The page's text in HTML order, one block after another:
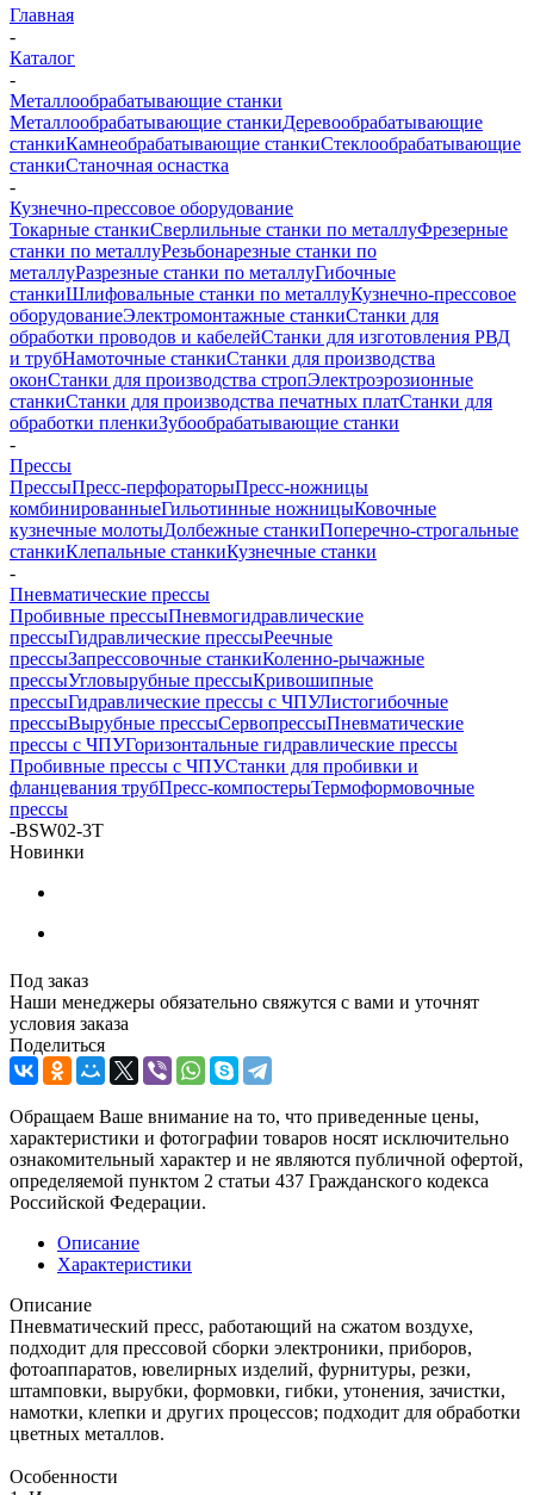
Главная
-
Каталог
-
Металлообрабатывающие станки
Металлообрабатывающие станкиДеревообрабатывающие
станкиКамнеобрабатывающие станкиСтеклообрабатывающие
станкиСтаночная оснастка
-
Кузнечно-прессовое оборудование
Токарные станкиСверлильные станки по металлуФрезерные
станки по металлуРезьбонарезные станки по
металлуРазрезные станки по металлуГибочные
станкиШлифовальные станки по металлуКузнечно-прессовое
оборудованиеЭлектромонтажные станкиСтанки для
обработки проводов и кабелейСтанки для изготовления РВД
и трубНамоточные станкиСтанки для производства
оконСтанки для производства стропЭлектроэрозионные
станкиСтанки для производства печатных платСтанки для
обработки пленкиЗубообрабатывающие станки
-
Прессы
ПрессыПресс-перфораторыПресс-ножницы
комбинированныеГильотинные ножницыКовочные
кузнечные молотыДолбежные станкиПоперечно-строгальные
станкиКлепальные станкиКузнечные станки
-
Пневматические прессы
Пробивные прессыПневмогидравлические
прессыГидравлические прессыРеечные
прессыЗапрессовочные станкиКоленно-рычажные
прессыУгловырубные прессыКривошипные
прессыГидравлические прессы с ЧПУЛистогибочные
прессыВырубные прессыCервопрессыПневматические
прессы с ЧПУГоризонтальные гидравлические прессы
Пробивные прессы с ЧПУСтанки для пробивки и
фланцевания трубПресс-компостерыТермоформовочные
прессы
-BSW02-3T
Новинки
Под заказ
Наши менеджеры обязательно свяжутся с вами и уточнят
условия заказа
Поделиться
Обращаем Ваше внимание на то, что приведенные цены,
характеристики и фотографии товаров носят исключительно
ознакомительный характер и не являются публичной офертой,
определяемой пунктом 2 статьи 437 Гражданского кодекса
Российской Федерации.
Описание
Характеристики
Описание
Пневматический пресс, работающий на сжатом воздухе,
подходит для прессовой сборки электроники, приборов,
фотоаппаратов, ювелирных изделий, фурнитуры, резки,
штамповки, вырубки, формовки, гибки, утонения, зачистки,
намотки, клепки и других процессов; подходит для обработки
цветных металлов.
Особенности